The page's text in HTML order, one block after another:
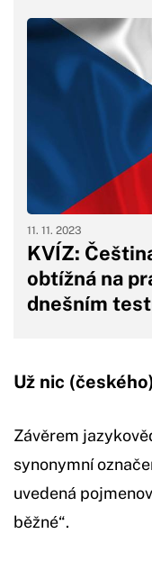
KVÍZ:
obtížná na
dnešním
11. 11. 2023
Už nic
Závěrem
synonymní
uvedená
běžné“.